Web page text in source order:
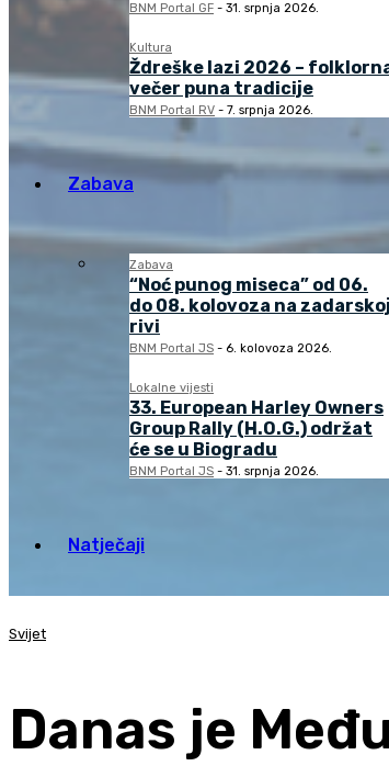
BNM Portal GF - 31. srpnja 2026.
Kultura
Ždreške lazi 2026 –
večer puna tradicije
BNM Portal RV - 7. srpnja 2026.
Zabava
Zabava
“Noć punog miseca” od 06.
do 08. kolovoza na zadarskoj
rivi
BNM Portal JS - 6. kolovoza 2026.
Lokalne vijesti
33. European Harley Owners
Group Rally (H.O.G.) održat
će se u Biogradu
BNM Portal JS - 31. srpnja 2026.
Natječaji
Svijet
Danas je